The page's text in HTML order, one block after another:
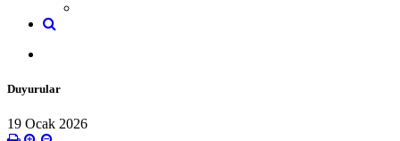
Duyurular
19 Ocak 2026